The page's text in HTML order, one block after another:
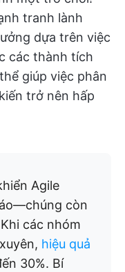
tranh lành
dựa trên việc
các thành tích
giúp việc phân
trở nên hấp
Agile
còn
các nhóm
hiệu quả
30%. Bí